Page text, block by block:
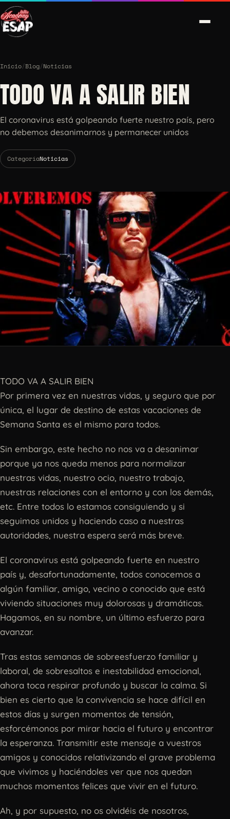
Inicio/Blog/Noticias
TODO VA A SALIR BIEN
El coronavirus está golpeando fuerte nuestro país, pero
no debemos desanimarnos y permanecer unidos
CategoríaNoticias
TODO VA A SALIR BIEN
Por primera vez en nuestras vidas, y seguro que por
única, el lugar de destino de estas vacaciones de
Semana Santa es el mismo para todos.
Sin embargo, este hecho no nos va a desanimar
porque ya nos queda menos para normalizar
nuestras vidas, nuestro ocio, nuestro trabajo,
nuestras relaciones con el entorno y con los demás,
etc. Entre todos lo estamos consiguiendo y si
seguimos unidos y haciendo caso a nuestras
autoridades, nuestra espera será más breve.
El coronavirus está golpeando fuerte en nuestro
país y, desafortunadamente, todos conocemos a
algún familiar, amigo, vecino o conocido que está
viviendo situaciones muy dolorosas y dramáticas.
Hagamos, en su nombre, un último esfuerzo para
avanzar.
Tras estas semanas de sobreesfuerzo familiar y
laboral, de sobresaltos e inestabilidad emocional,
ahora toca respirar profundo y buscar la calma. Si
bien es cierto que la convivencia se hace difícil en
estos días y surgen momentos de tensión,
esforcémonos por mirar hacia el futuro y encontrar
la esperanza. Transmitir este mensaje a vuestros
amigos y conocidos relativizando el grave problema
que vivimos y haciéndoles ver que nos quedan
muchos momentos felices que vivir en el futuro.
Ah, y por supuesto, no os olvidéis de nosotros,